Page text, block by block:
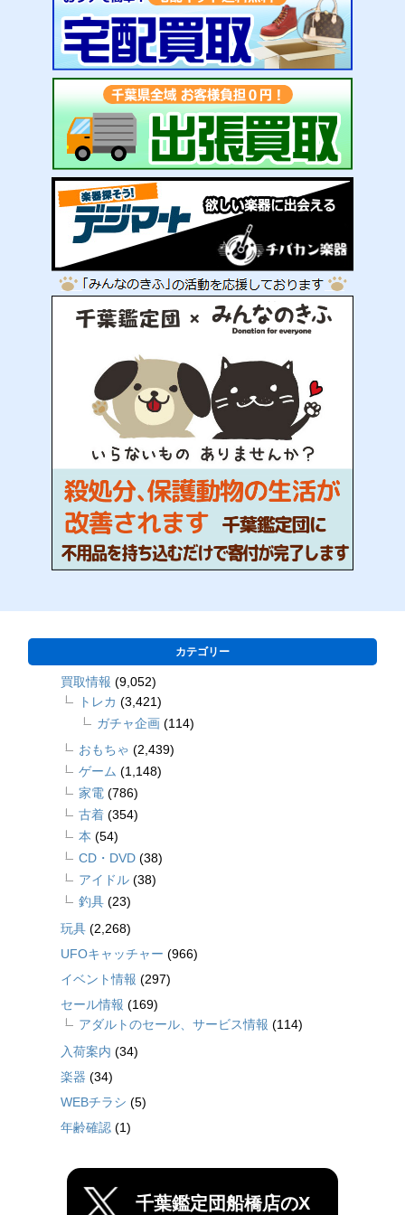
カテゴリー
買取情報 (9,052)
トレカ (3,421)
ガチャ企画 (114)
おもちゃ (2,439)
ゲーム (1,148)
家電 (786)
古着 (354)
本 (54)
CD・DVD (38)
アイドル (38)
釣具 (23)
玩具 (2,268)
UFOキャッチャー (966)
イベント情報 (297)
セール情報 (169)
アダルトのセール、サービス情報 (114)
入荷案内 (34)
楽器 (34)
WEBチラシ (5)
年齢確認 (1)
千葉鑑定団船橋店のX